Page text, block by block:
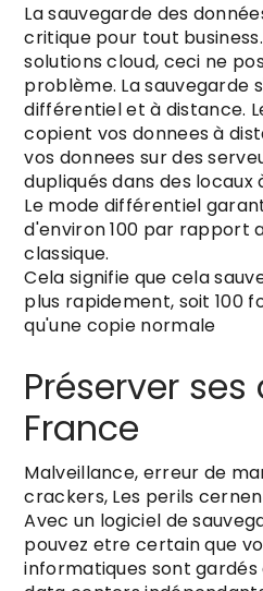
La sauvegarde des
critique pour tout
solutions cloud, ceci ne
problème. La sauvegarde
différentiel et à distance.
copient vos donnees à
vos donnees sur des
dupliqués dans des
Le mode différentiel
d'environ 100 par rapport
classique.
Cela signifie que cela
plus rapidement, soit 100
qu'une copie normale
Préserver
France
Malveillance, erreur de
crackers, Les perils
Avec un logiciel de
pouvez etre certain que
informatiques sont gardés